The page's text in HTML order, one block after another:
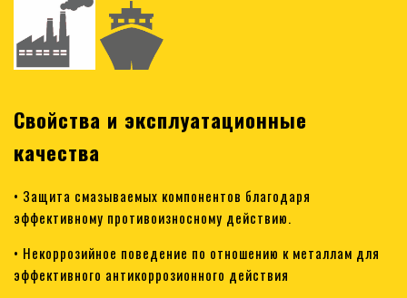
Свойства и эксплуатационные
качества
• Защита смазываемых компонентов благодаря
эффективному противоизносному действию.
• Некоррозийное поведение по отношению к металлам для
эффективного антикоррозионного действия